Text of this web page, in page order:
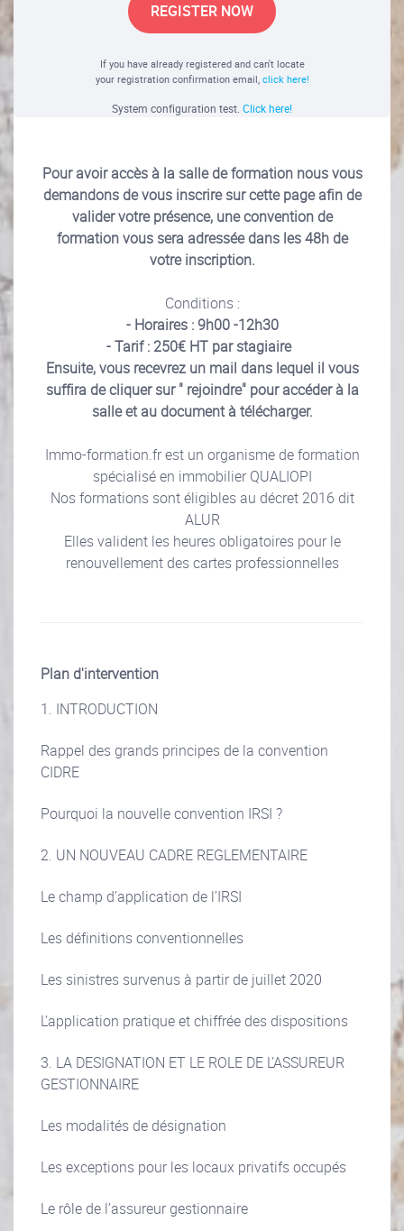
REGISTER NOW
If you have already registered and can't locate
your registration confirmation email, click here!
System configuration test. Click here!
Pour avoir accès à la salle de formation nous vous
demandons de vous inscrire sur cette page afin de
valider votre présence, une convention de
formation vous sera adressée dans les 48h de
votre inscription.
Conditions :
- Horaires : 9h00 -12h30
- Tarif : 250€ HT par stagiaire
Ensuite, vous recevrez un mail dans lequel il vous
suffira de cliquer sur " rejoindre" pour accéder à la
salle et au document à télécharger.
Immo-formation.fr est un organisme de formation
spécialisé en immobilier QUALIOPI
Nos formations sont éligibles au décret 2016 dit
ALUR
Elles valident les heures obligatoires pour le
renouvellement des cartes professionnelles
Plan d'intervention
1. INTRODUCTION
Rappel des grands principes de la convention
CIDRE
Pourquoi la nouvelle convention IRSI ?
2. UN NOUVEAU CADRE REGLEMENTAIRE
Le champ d’application de l’IRSI
Les définitions conventionnelles
Les sinistres survenus à partir de juillet 2020
L’application pratique et chiffrée des dispositions
3. LA DESIGNATION ET LE ROLE DE L’ASSUREUR
GESTIONNAIRE
Les modalités de désignation
Les exceptions pour les locaux privatifs occupés
Le rôle de l’assureur gestionnaire